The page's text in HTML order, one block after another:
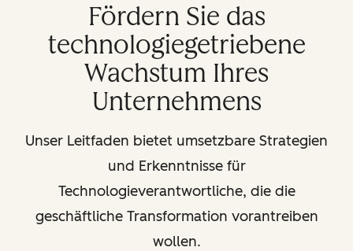
Fördern Sie das
technologiegetriebene
Wachstum Ihres
Unternehmens
Unser Leitfaden bietet umsetzbare Strategien
und Erkenntnisse für
Technologieverantwortliche, die die
geschäftliche Transformation vorantreiben
wollen.